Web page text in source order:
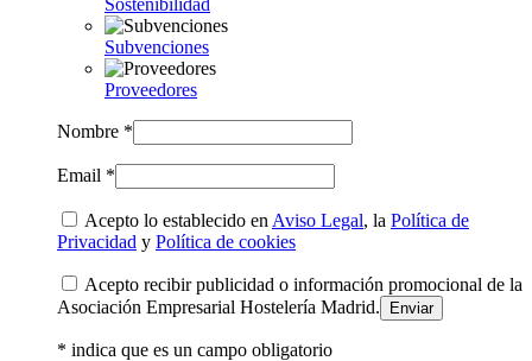
Sostenibilidad
Subvenciones
Proveedores
Nombre *
Email *
Acepto lo establecido en Aviso Legal, la Política de
Privacidad y Política de cookies
Acepto recibir publicidad o información promocional de la
Asociación Empresarial Hostelería Madrid.
* indica que es un campo obligatorio